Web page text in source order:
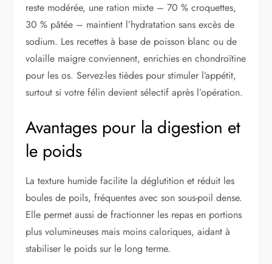
reste modérée, une ration mixte – 70 % croquettes,
30 % pâtée – maintient l’hydratation sans excès de
sodium. Les recettes à base de poisson blanc ou de
volaille maigre conviennent, enrichies en chondroïtine
pour les os. Servez-les tièdes pour stimuler l’appétit,
surtout si votre félin devient sélectif après l’opération.
Avantages pour la digestion et
le poids
La texture humide facilite la déglutition et réduit les
boules de poils, fréquentes avec son sous-poil dense.
Elle permet aussi de fractionner les repas en portions
plus volumineuses mais moins caloriques, aidant à
stabiliser le poids sur le long terme.